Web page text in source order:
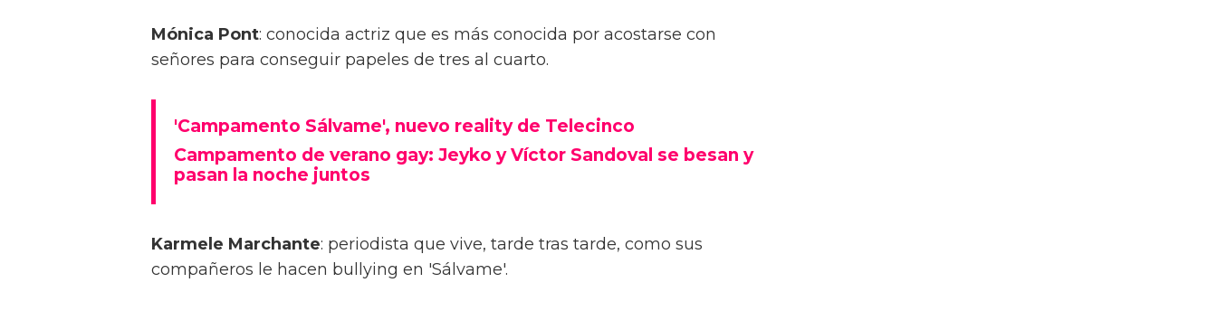
Mónica Pont: conocida actriz que es más conocida por acostarse con
señores para conseguir papeles de tres al cuarto.
'Campamento Sálvame', nuevo reality de Telecinco
Campamento de verano gay: Jeyko y Víctor Sandoval se besan y
pasan la noche juntos
Karmele Marchante: periodista que vive, tarde tras tarde, como sus
compañeros le hacen bullying en 'Sálvame'.